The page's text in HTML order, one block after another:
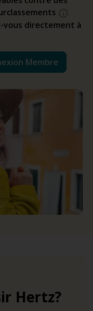
vous directement à
Membre
Hertz?